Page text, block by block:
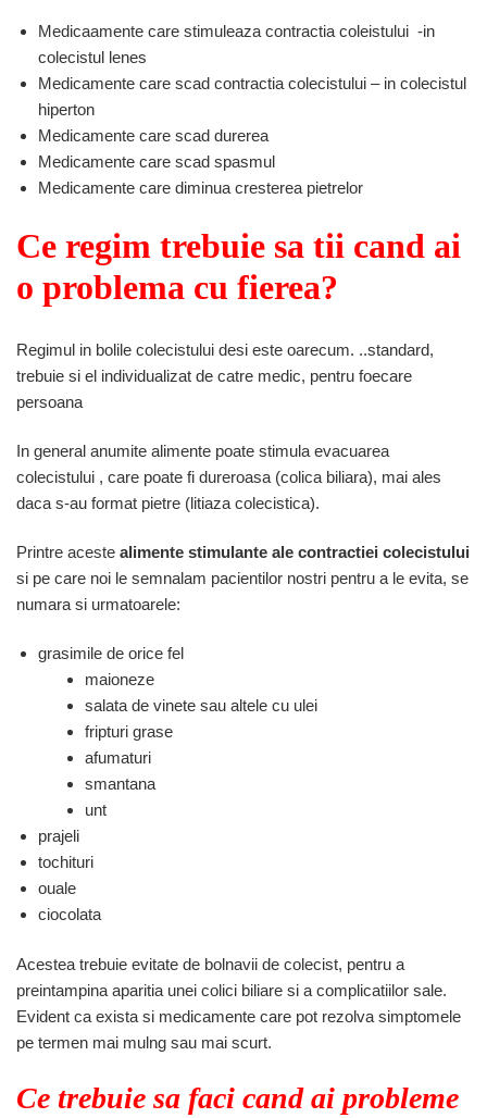
Medicaamente care stimuleaza contractia coleistului -in
colecistul lenes
Medicamente care scad contractia colecistului – in colecistul
hiperton
Medicamente care scad durerea
Medicamente care scad spasmul
Medicamente care diminua cresterea pietrelor
Ce regim trebuie sa tii cand ai
o problema cu fierea?
Regimul in bolile colecistului desi este oarecum. ..standard,
trebuie si el individualizat de catre medic, pentru foecare
persoana
In general anumite alimente poate stimula evacuarea
colecistului , care poate fi dureroasa (colica biliara), mai ales
daca s-au format pietre (litiaza colecistica).
Printre aceste alimente stimulante ale contractiei colecistului
si pe care noi le semnalam pacientilor nostri pentru a le evita, se
numara si urmatoarele:
grasimile de orice fel
maioneze
salata de vinete sau altele cu ulei
fripturi grase
afumaturi
smantana
unt
prajeli
tochituri
ouale
ciocolata
Acestea trebuie evitate de bolnavii de colecist, pentru a
preintampina aparitia unei colici biliare si a complicatiilor sale.
Evident ca exista si medicamente care pot rezolva simptomele
pe termen mai mulng sau mai scurt.
Ce trebuie sa faci cand ai probleme